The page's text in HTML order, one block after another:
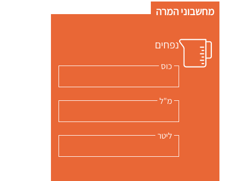
מחשבוני המרה
נפחים
כוס
מ"ל
ליטר